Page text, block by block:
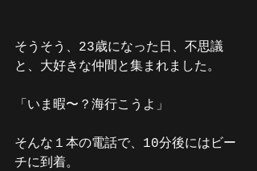
そうそう、23歳になった日、不思議
と、大好きな仲間と集まれました。
「いま暇〜？海行こうよ」
そんな１本の電話で、10分後にはビー
チに到着。